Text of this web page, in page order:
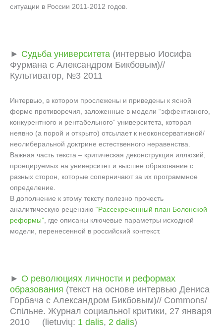
ситуации в России 2011-2012 годов.
► Судьба университета (интервью Иосифа
Фурмана с Александром Бикбовым)//
Культиватор, №3 2011
Интервью, в котором прослежены и приведены к ясной
форме противоречия, заложенные в модели “эффективного,
конкурентного и рентабельного” университета, которая
неявно (а порой и открыто) отсылает к неоконсервативной/
неолиберальной доктрине естественного неравенства.
Важная часть текста – критическая деконструкция иллюзий,
проецируемых на университет и высшее образование с
разных сторон, которые соперничают за их программное
определение.
В дополнение к этому тексту полезно прочесть
аналитическую рецензию “Рассекреченный план Болонской
реформы”, где описаны ключевые параметры исходной
модели, перенесенной в российский контекст.
► О революциях личности и реформах
образования (текст на основе интервью Дениса
Горбача с Александром Бикбовым)// Commons/
Спільне. Журнал социальної критики, 27 января
2010 (lietuvių: 1 dalis, 2 dalis)